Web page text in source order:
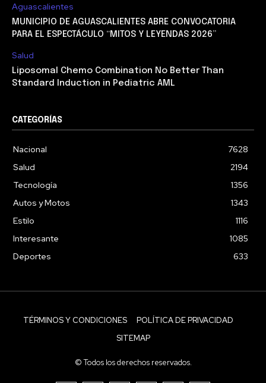
Aguascalientes
MUNICIPIO DE AGUASCALIENTES ABRE CONVOCATORIA
PARA EL ESPECTÁCULO “MITOS Y LEYENDAS 2026”
Salud
Liposomal Chemo Combination No Better Than
Standard Induction in Pediatric AML
CATEGORÍAS
Nacional
7628
Salud
2194
Tecnología
1356
Autos y Motos
1343
Estilo
1116
Interesante
1085
Deportes
633
TÉRMINOS Y CONDICIONES
POLÍTICA DE PRIVACIDAD
SITEMAP
© Todos los derechos reservados.